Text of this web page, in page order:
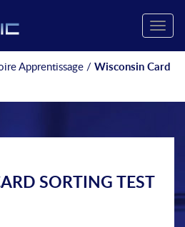
Toggle
Apprentissage / Wisconsin Card
SORTING TEST